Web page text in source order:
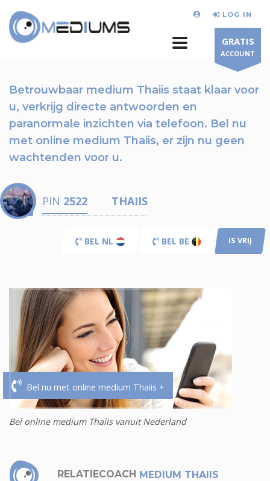
LOG IN
GRATIS
ACCOUNT
Betrouwbaar medium Thaiis staat klaar voor
u, verkrijg directe antwoorden en
paranormale inzichten via telefoon. Bel nu
met online medium Thaiis, er zijn nu geen
wachtenden voor u.
PIN 2522 THAIIS
BEL NL BEL BE IS VRIJ
Bel nu met online medium Thaiis +
Bel online medium Thaiis vanuit Nederland
RELATIECOACH MEDIUM THAIIS